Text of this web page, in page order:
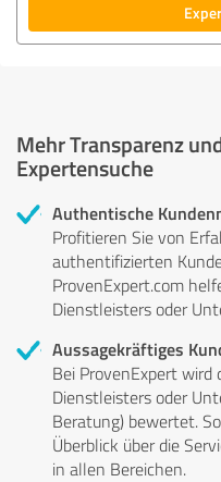
Mehr Transparenz
Expertensuche
Authentische
Profitieren Sie von
authentifizierten
ProvenExpert.com
Dienstleisters oder
Aussagekräftiges
Bei ProvenExpert wird
Dienstleisters oder
Beratung) bewertet.
Überblick über die
in allen Bereichen.